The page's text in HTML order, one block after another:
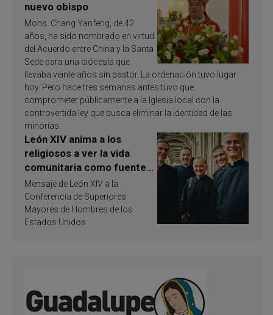
nuevo obispo
Mons. Chang Yanfeng, de 42
años, ha sido nombrado en virtud
del Acuerdo entre China y la Santa
Sede para una diócesis que
llevaba veinte años sin pastor. La ordenación tuvo lugar
hoy. Pero hace tres semanas antes tuvo que
comprometer públicamente a la Iglesia local con la
controvertida ley que busca eliminar la identidad de las
minorías.
León XIV anima a los
religiosos a ver la vida
comunitaria como fuente
de inspiración y
santificación
Mensaje de León XIV a la
Conferencia de Superiores
Mayores de Hombres de los
Estados Unidos